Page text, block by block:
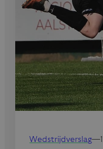
Wedstrijdverslag—